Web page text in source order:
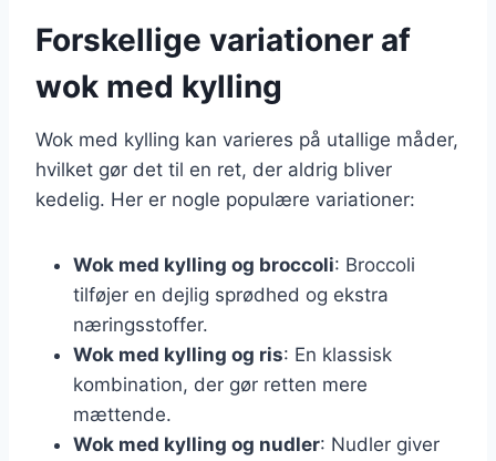
Forskellige variationer af
wok med kylling
Wok med kylling kan varieres på utallige måder,
hvilket gør det til en ret, der aldrig bliver
kedelig. Her er nogle populære variationer:
Wok med kylling og broccoli: Broccoli
tilføjer en dejlig sprødhed og ekstra
næringsstoffer.
Wok med kylling og ris: En klassisk
kombination, der gør retten mere
mættende.
Wok med kylling og nudler: Nudler giver